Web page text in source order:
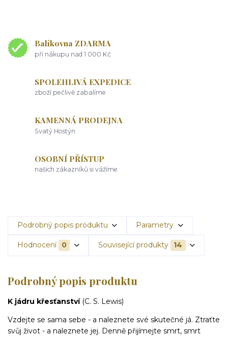
Balíkovna ZDARMA
při nákupu nad 1 000 Kč
SPOLEHLIVÁ EXPEDICE
zboží pečlivě zabalíme
KAMENNÁ PRODEJNA
Svatý Hostýn
OSOBNÍ PŘÍSTUP
našich zákazníků si vážíme
Podrobný popis produktu Parametry
Hodnocení 0 Související produkty 14
Podrobný popis produktu
K jádru křesťanství (C. S. Lewis)
Vzdejte se sama sebe - a naleznete své skutečné já. Ztraťte
svůj život - a naleznete jej. Denně přijímejte smrt, smrt